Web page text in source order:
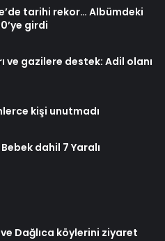
tarihi rekor… Albümdeki
girdi
ve gazilere destek: Adil olanı
kişi unutmadı
dahil 7 Yaralı
Dağlıca köylerini ziyaret